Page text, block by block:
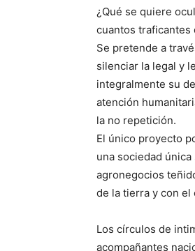
¿Qué se quiere
cuantos traficantes
Se pretende a
silenciar la legal y
integralmente su
atención
la no repetición.
El único proyecto
una sociedad
agronegocios
de la tierra y con el
Los círculos de
acompañantes